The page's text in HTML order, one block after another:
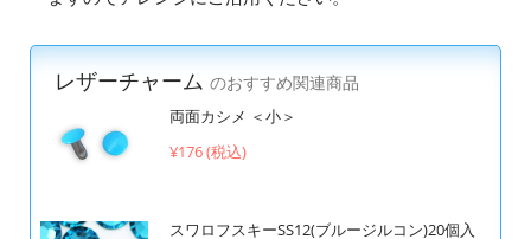
レザーチャーム のおすすめ関連商品
両面カシメ ＜小＞
¥176 (税込)
スワロフスキーSS12(ブルージルコン)20個入